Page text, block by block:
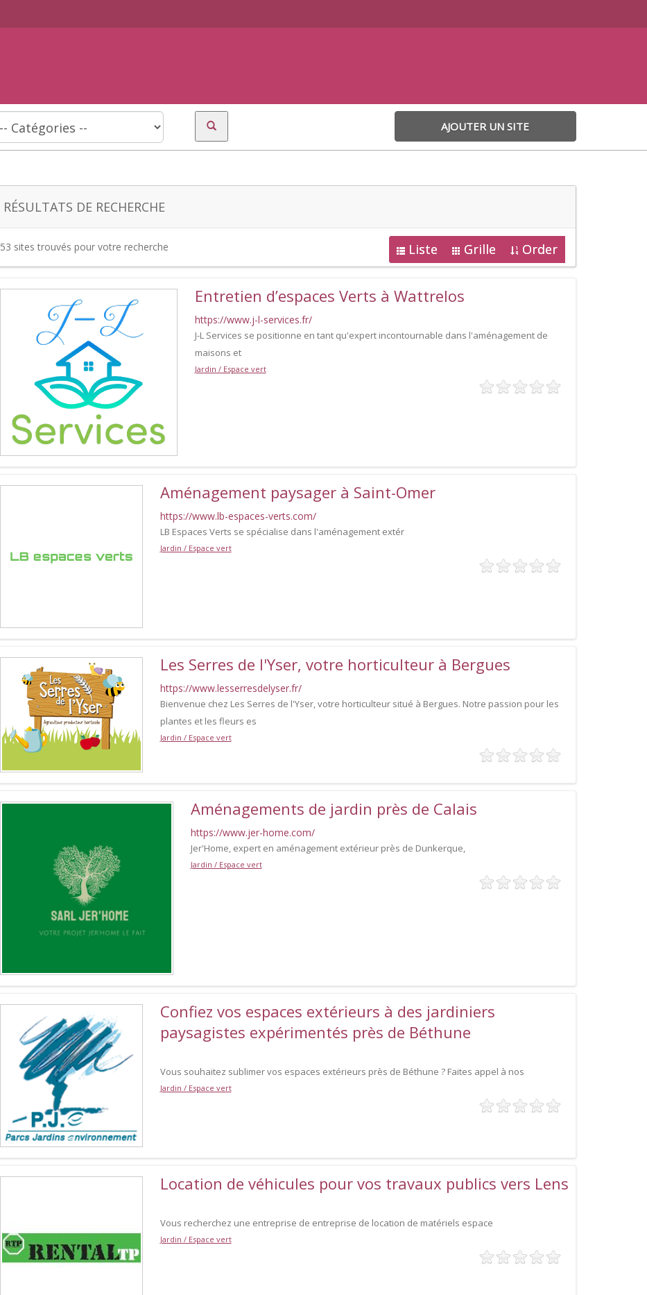
AJOUTER UN SITE
RÉSULTATS DE RECHERCHE
53 sites trouvés pour votre recherche Liste Grille Order
Entretien d’espaces Verts à Wattrelos
https://www.j-l-services.fr/
J-L Services se positionne en tant qu'expert incontournable dans l'aménagement de
maisons et
Jardin / Espace vert
Aménagement paysager à Saint-Omer
https://www.lb-espaces-verts.com/
LB Espaces Verts se spécialise dans l'aménagement extér
Jardin / Espace vert
Les Serres de l'Yser, votre horticulteur à Bergues
https://www.lesserresdelyser.fr/
Bienvenue chez Les Serres de l'Yser, votre horticulteur situé à Bergues. Notre passion pour les
plantes et les fleurs es
Jardin / Espace vert
Aménagements de jardin près de Calais
https://www.jer-home.com/
Jer'Home, expert en aménagement extérieur près de Dunkerque,
Jardin / Espace vert
Confiez vos espaces extérieurs à des jardiniers
paysagistes expérimentés près de Béthune
Vous souhaitez sublimer vos espaces extérieurs près de Béthune ? Faites appel à nos
Jardin / Espace vert
Location de véhicules pour vos travaux publics vers Lens
Vous recherchez une entreprise de entreprise de location de matériels espace
Jardin / Espace vert